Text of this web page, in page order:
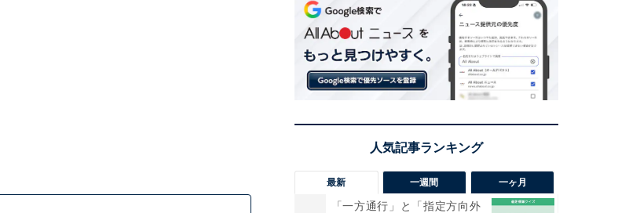
最新 一週間 一ヶ月
「一方通行」と「指定方向外